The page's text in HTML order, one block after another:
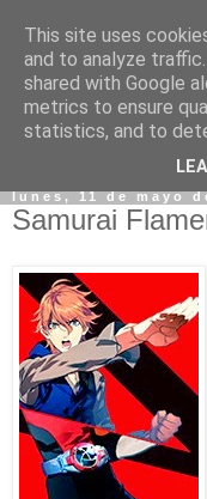
lunes, 11 de mayo
Samurai
This site uses
and to analyze
shared with Google
metrics to ensure
statistics, and to